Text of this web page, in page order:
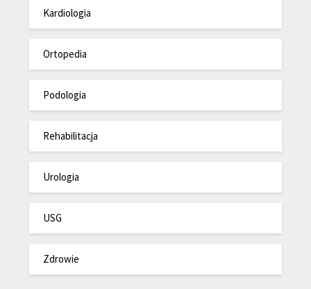
Kardiologia
Ortopedia
Podologia
Rehabilitacja
Urologia
USG
Zdrowie